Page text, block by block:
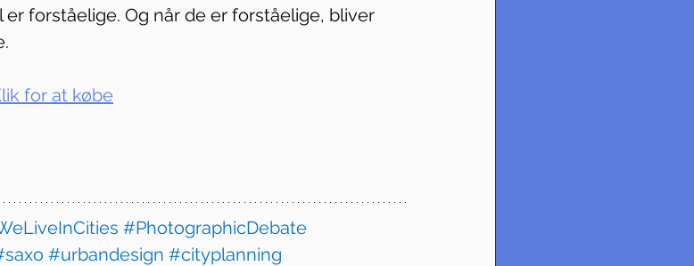
forståelige. Og når de er forståelige, bliver
for at købe
#PhotographicDebate
#urbandesign #cityplanning